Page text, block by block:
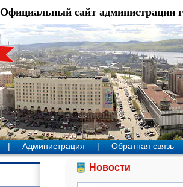
Официальный сайт администрации
| Администрация | Обратная связь
Новости